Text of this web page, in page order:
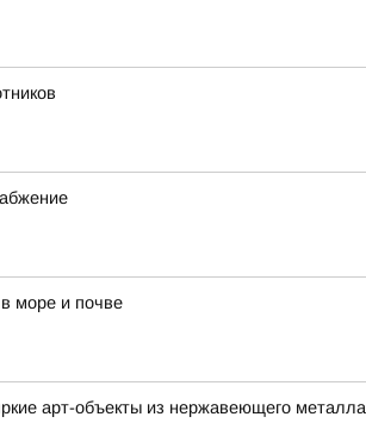
море и почве
арт-объекты из нержавеющего металла